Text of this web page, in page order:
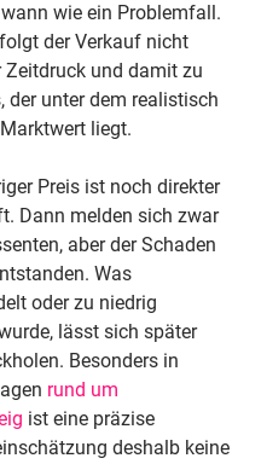
wie ein Problemfall.
der Verkauf nicht
Zeitdruck und damit zu
der unter dem realistisch
liegt.
Preis ist noch direkter
Dann melden sich zwar
aber der Schaden
Was
oder zu niedrig
lässt sich später
Besonders in
rund um
ist eine präzise
deshalb keine